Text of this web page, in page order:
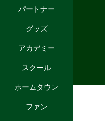
パートナー
グッズ
アカデミー
スクール
ホームタウン
ファン